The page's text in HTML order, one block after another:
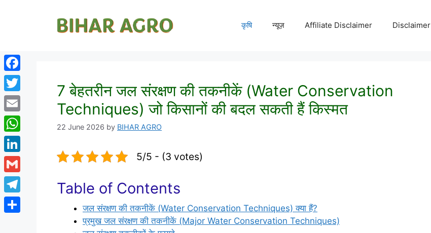
कृषि न्यूज़ Affiliate Disclaimer Disclaimer
7 बेहतरीन जल संरक्षण की तकनीकें (Water Conservation
Techniques) जो किसानों की बदल सकती हैं किस्मत
22 June 2026 by BIHAR AGRO
5/5 - (3 votes)
Table of Contents
जल संरक्षण की तकनीकें (Water Conservation Techniques) क्या हैं?
प्रमुख जल संरक्षण की तकनीकें (Major Water Conservation Techniques)
Facebook
Twitter
Email
WhatsApp
LinkedIn
Gmail
Telegram